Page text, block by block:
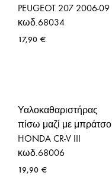
PEUGEOT 207 2006-09
κωδ.68034
17,90 €
Υαλοκαθαριστήρας
πίσω μαζί με μπράτσο
HONDA CR-V III
κωδ.68006
19,90 €